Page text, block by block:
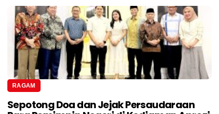
RAGAM
Sepotong Doa dan Jejak Persaudaraan